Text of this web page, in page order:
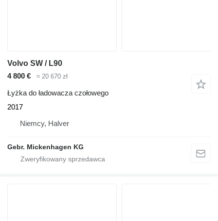
Volvo SW / L90
4 800 €
≈ 20 670 zł
Łyżka do ładowacza czołowego
2017
Niemcy, Halver
Gebr. Mickenhagen KG